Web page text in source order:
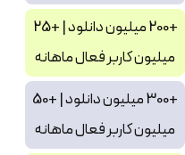
+200 میلیون دانلود | +25
میلیون کاربر فعال ماهانه
+300 میلیون دانلود | +50
میلیون کاربر فعال ماهانه